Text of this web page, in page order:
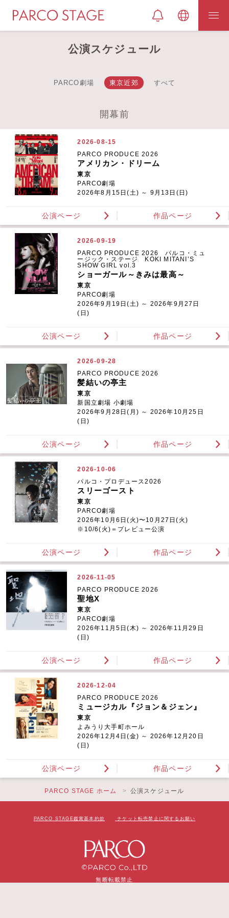
公演スケジュール
PARCO劇場 東京近郊 すべて
開幕前
2026-08-15
PARCO PRODUCE 2026
アメリカン・ドリーム
東京
PARCO劇場
2026年8月15日(土) ～ 9月13日(日)
公演ページ 作品ページ
2026-09-19
PARCO PRODUCE 2026 パルコ・ミュ
ージック・ステージ KOKI MITANI’S
SHOW GIRL vol.3
ショーガール～きみは最高～
東京
PARCO劇場
2026年9月19日(土) ～ 2026年9月27日
(日)
公演ページ 作品ページ
2026-09-28
PARCO PRODUCE 2026
髪結いの亭主
東京
新国立劇場 小劇場
2026年9月28日(月) ～ 2026年10月25日
(日)
公演ページ 作品ページ
2026-10-06
パルコ・プロデュース2026
スリーゴースト
東京
PARCO劇場
2026年10月6日(火)〜10月27日(火)
※10/6(火)＝プレビュー公演
公演ページ 作品ページ
2026-11-05
PARCO PRODUCE 2026
聖地X
東京
PARCO劇場
2026年11月5日(木) ～ 2026年11月29日
(日)
公演ページ 作品ページ
2026-12-04
PARCO PRODUCE 2026
ミュージカル『ジョン＆ジェン』
東京
よみうり大手町ホール
2026年12月4日(金) ～ 2026年12月20日
(日)
公演ページ 作品ページ
PARCO STAGE ホーム 公演スケジュール
PARCO STAGE鑑賞基本約款 チケット転売禁止に関するお願い
無断転載禁止